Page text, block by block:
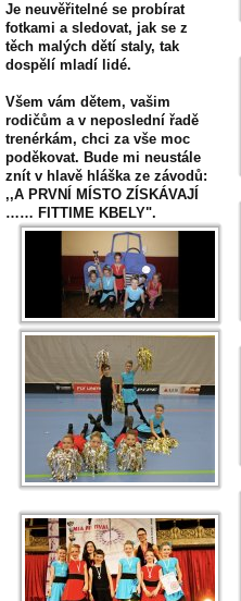
Je neuvěřitelné se probírat
fotkami a sledovat, jak se z
těch malých dětí staly, tak
dospělí mladí lidé.
Všem vám dětem, vašim
rodičům a v neposlední řadě
trenérkám, chci za vše moc
poděkovat. Bude mi neustále
znít v hlavě hláška ze závodů:
,,A PRVNÍ MÍSTO ZÍSKÁVAJÍ
…… FITTIME KBELY".